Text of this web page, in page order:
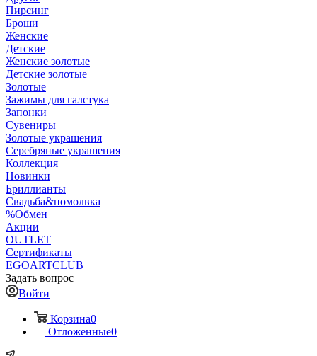
Пирсинг
Броши
Женские
Детские
Женские золотые
Детские золотые
Золотые
Зажимы для галстука
Запонки
Сувениры
Золотые украшения
Серебряные украшения
Коллекция
Новинки
Бриллианты
Свадьба&помолвка
%Обмен
Акции
OUTLET
Сертификаты
EGOARTCLUB
Задать вопрос
Войти
Корзина0
Отложенные0